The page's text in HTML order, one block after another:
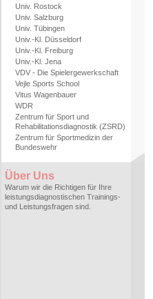
Univ. Rostock
Univ. Salzburg
Univ. Tübingen
Univ.-Kl. Düsseldorf
Univ.-Kl. Freiburg
Univ.-Kl. Jena
VDV - Die Spielergewerkschaft
Vejle Sports School
Vitus Wagenbauer
WDR
Zentrum für Sport und
Rehabilitationsdiagnostik (ZSRD)
Zentrum für Sportmedizin der
Bundeswehr
Über Uns
Warum wir die Richtigen für Ihre
leistungsdiagnostischen Trainings-
und Leistungsfragen sind.